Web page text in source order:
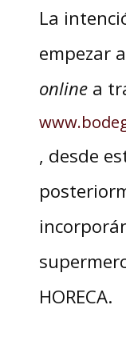
La
empezar
onlinea
, desde
HORECA.